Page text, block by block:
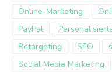
Online-Marketing
PayPal
Retargeting
SEO
Social Media Marketing